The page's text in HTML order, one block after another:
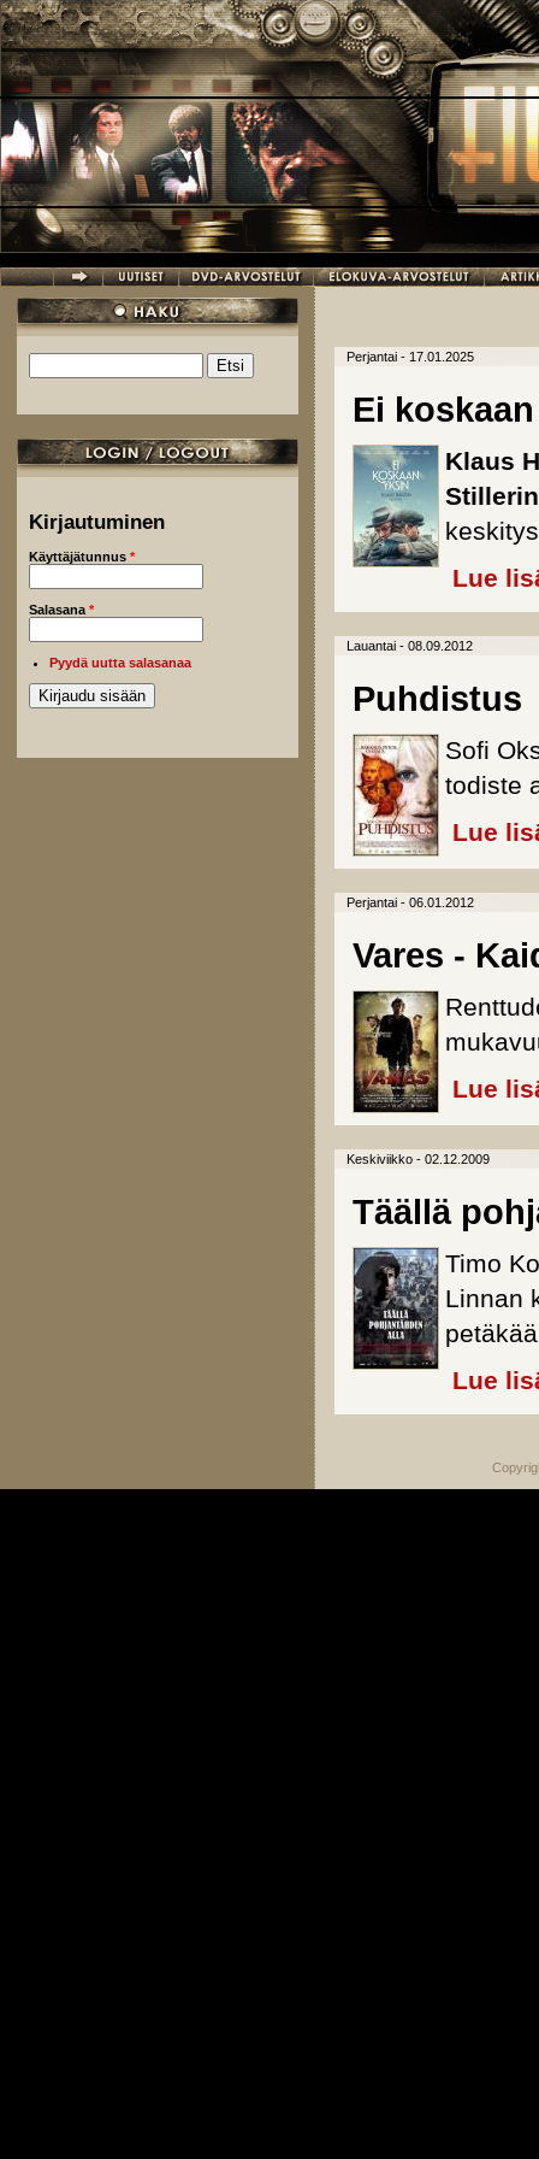
Hyppää pääsisältöön
Hakulomake
Kirjautuminen
Käyttäjätunnus *
Salasana *
Pyydä uutta salasanaa
Perjantai - 17.01.2025
Ei
Klaus
Stillerin
Lue
Lauantai - 08.09.2012
Puhdistus
Sofi
todiste
Lue
Perjantai - 06.01.2012
Vares -
Lue
Keskiviikko - 02.12.2009
Täällä
Timo
Linnan
Lue